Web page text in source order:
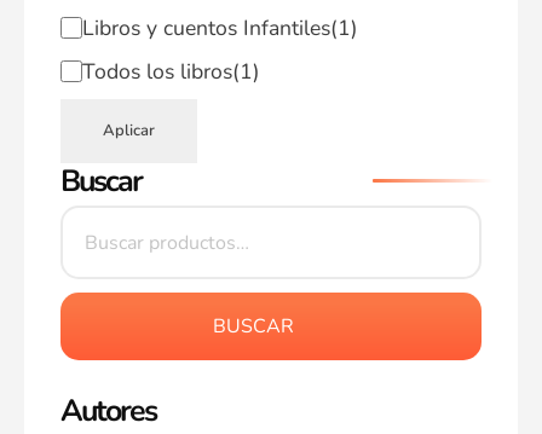
Libros y cuentos Infantiles(1)
Todos los libros(1)
Aplicar
Buscar
BUSCAR
Autores